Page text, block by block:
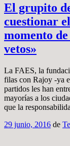
El grupito
cuestionar
momento
vetos»
La FAES, la
filas con Rajoy -ya
partidos les han
mayorías a los
que la
29 junio, 2016 de